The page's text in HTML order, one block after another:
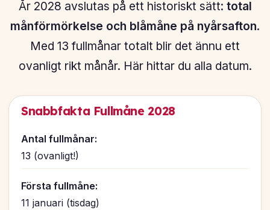
År 2028 avslutas på ett historiskt sätt: total
månförmörkelse och blåmåne på nyårsafton.
Med 13 fullmånar totalt blir det ännu ett
ovanligt rikt månår. Här hittar du alla datum.
Snabbfakta Fullmåne 2028
Antal fullmånar:
13 (ovanligt!)
Första fullmåne:
11 januari (tisdag)